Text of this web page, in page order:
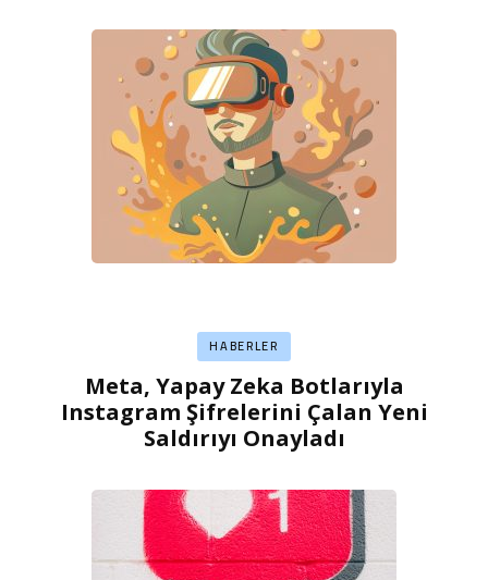
HABERLER
Meta, Yapay Zeka Botlarıyla
Instagram Şifrelerini Çalan Yeni
Saldırıyı Onayladı